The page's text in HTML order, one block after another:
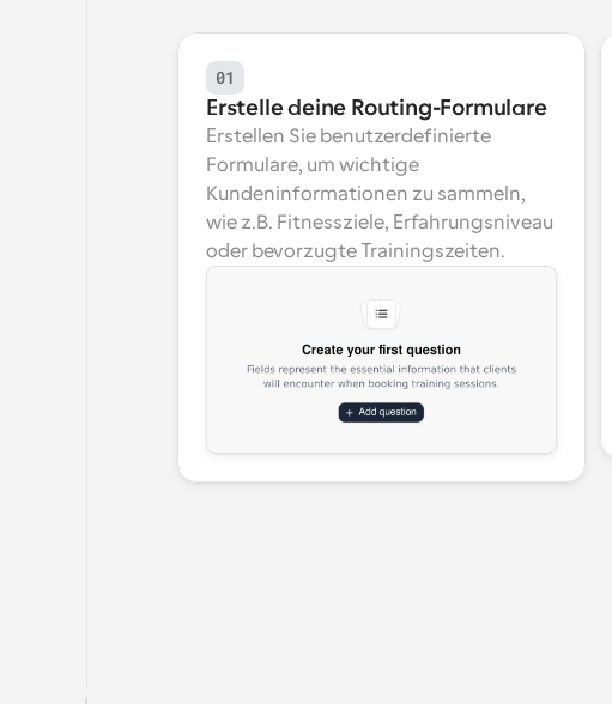
01
Erstelle deine Routing-Formulare
Erstellen Sie benutzerdefinierte
Formulare, um wichtige
Kundeninformationen zu sammeln,
wie z.B. Fitnessziele, Erfahrungsniveau
oder bevorzugte Trainingszeiten.